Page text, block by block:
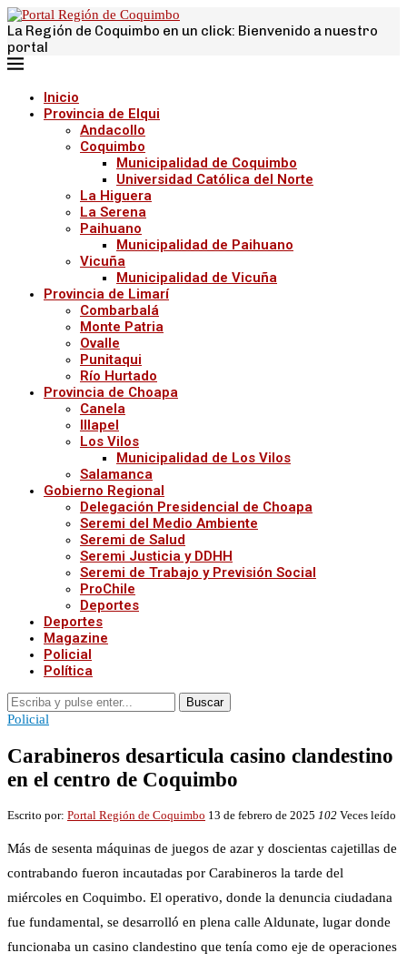
La Región de Coquimbo en un click: Bienvenido a nuestro
portal
Inicio
Provincia de Elqui
Andacollo
Coquimbo
Municipalidad de Coquimbo
Universidad Católica del Norte
La Higuera
La Serena
Paihuano
Municipalidad de Paihuano
Vicuña
Municipalidad de Vicuña
Provincia de Limarí
Combarbalá
Monte Patria
Ovalle
Punitaqui
Río Hurtado
Provincia de Choapa
Canela
Illapel
Los Vilos
Municipalidad de Los Vilos
Salamanca
Gobierno Regional
Delegación Presidencial de Choapa
Seremi del Medio Ambiente
Seremi de Salud
Seremi Justicia y DDHH
Seremi de Trabajo y Previsión Social
ProChile
Deportes
Deportes
Magazine
Policial
Política
Buscar
Policial
Carabineros desarticula casino clandestino
en el centro de Coquimbo
Escrito por: Portal Región de Coquimbo 13 de febrero de 2025 102 Veces leído
Más de sesenta máquinas de juegos de azar y doscientas cajetillas de
contrabando fueron incautadas por Carabineros la tarde del
miércoles en Coquimbo. El operativo, donde la denuncia ciudadana
fue fundamental, se desarrolló en plena calle Aldunate, lugar donde
funcionaba un casino clandestino que tenía como eje de operaciones